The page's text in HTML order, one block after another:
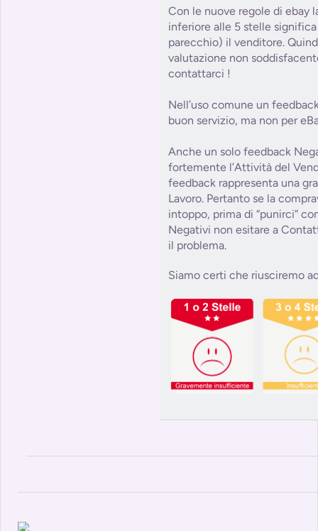
Con le nuove regole di ebay
inferiore alle 5 stelle
parecchio) il venditore.
valutazione non
contattarci !
Nell’uso comune un
buon servizio, ma non per
Anche un solo feedback
fortemente l’Attività del
feedback rappresenta una
Lavoro. Pertanto se la
intoppo, prima di “punirci”
Negativi non esitare a
il problema.
Siamo certi che riusciremo